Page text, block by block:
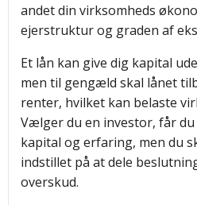
andet din virksomheds
ejerstruktur og graden af
Et lån kan give dig kapital
men til gengæld skal lånet
renter, hvilket kan belaste
Vælger du en investor, får
kapital og erfaring, men du
indstillet på at dele
overskud.